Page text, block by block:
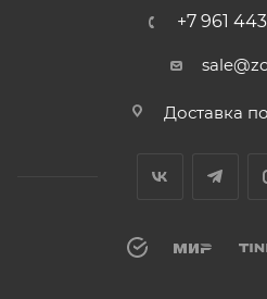
+7 961
Доставка